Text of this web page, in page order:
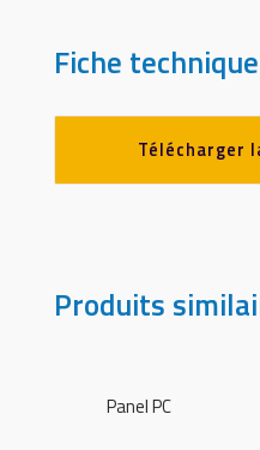
Fiche technique
Télécharger
Produits
Panel PC